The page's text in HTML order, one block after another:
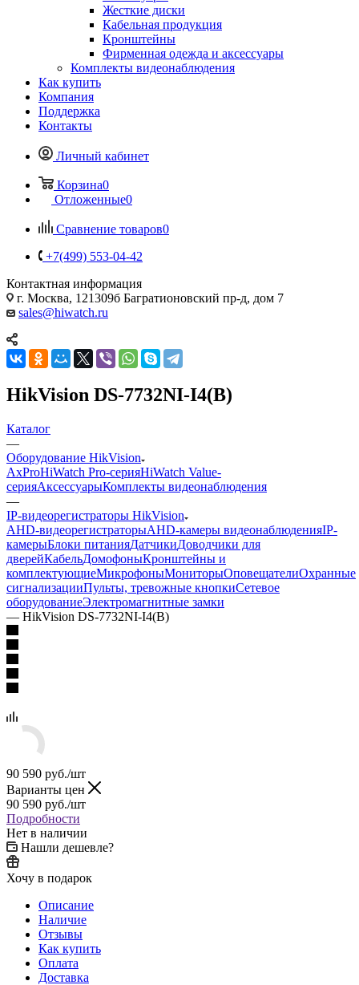
Жесткие диски
Кабельная продукция
Кронштейны
Фирменная одежда и аксессуары
Комплекты видеонаблюдения
Как купить
Компания
Поддержка
Контакты
Личный кабинет
Корзина0
Отложенные0
Сравнение товаров0
+7(499) 553-04-42
Контактная информация
г. Москва, 121309б Багратионовский пр-д, дом 7
sales@hiwatch.ru
HikVision DS-7732NI-I4(B)
Каталог
—
Оборудование HikVision
AxProHiWatch Pro-серияHiWatch Value-
серияАксессуарыКомплекты видеонаблюдения
—
IP-видеорегистраторы HikVision
AHD-видеорегистраторыAHD-камеры видеонаблюденияIP-
камерыБлоки питанияДатчикиДоводчики для
дверейКабельДомофоныКронштейны и
комплектующиеМикрофоныМониторыОповещателиОхранные
сигнализацииПульты, тревожные кнопкиСетевое
оборудованиеЭлектромагнитные замки
— HikVision DS-7732NI-I4(B)
90 590 руб./шт
Варианты цен
90 590 руб./шт
Подробности
Нет в наличии
Нашли дешевле?
Хочу в подарок
Описание
Наличие
Отзывы
Как купить
Оплата
Доставка